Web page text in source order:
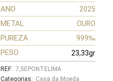
ANO 2025
METAL OURO
PUREZA 999‰
PESO 23,33gr
REF: 7,5EPONTELIMA
Categorias: Casa da Moeda